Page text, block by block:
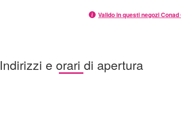
Valido in questi negozi
Indirizzi e orari di apertura